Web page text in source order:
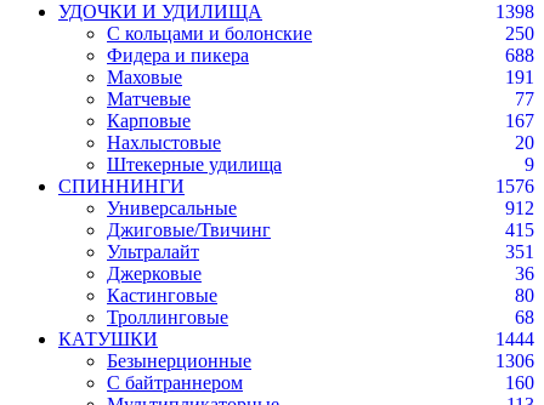
УДОЧКИ И УДИЛИЩА
1398
С кольцами и болонские
250
Фидера и пикера
688
Маховые
191
Матчевые
77
Карповые
167
Нахлыстовые
20
Штекерные удилища
9
СПИННИНГИ
1576
Универсальные
912
Джиговые/Твичинг
415
Ультралайт
351
Джерковые
36
Кастинговые
80
Троллинговые
68
КАТУШКИ
1444
Безынерционные
1306
С байтраннером
160